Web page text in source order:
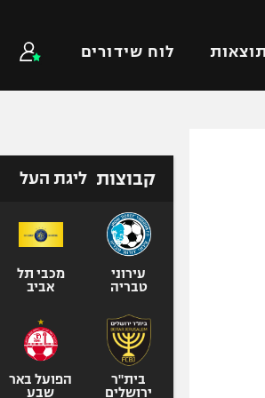
תוצאות לוח שידורים
טניס
כדורעף
ספורט אולימפי
קבוצות ליגת העל
עירוני
טבריה
מכבי תל
אביב
בית"ר
ירושלים
הפועל באר
שבע